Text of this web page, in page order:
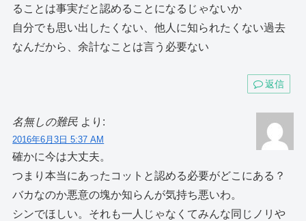
ることは事実だと認めることになるじゃないか
自分でも思い出したくない、他人に知られたくない過去
なんだから、余計なことは言う必要ない
返信
名無しの難民 より:
2016年6月3日 5:37 AM
確かに今は大丈夫。
つまり本当にあったコットと認める必要がどこにある？
バカなのか悪意の塊か知らんが気持ち悪いわ。
シンでほしい。それも一人じゃなくてみんな同じノリや